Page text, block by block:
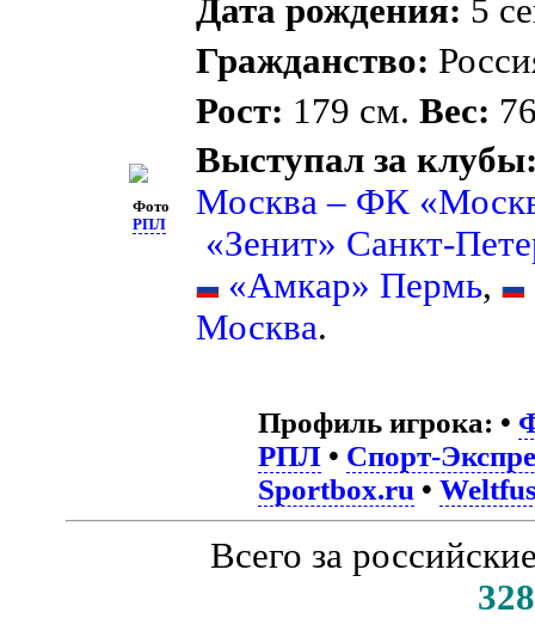
Фото
РПЛ
Дата рождения: 5
Гражданство:
Рост: 179 см.Вес:
Выступал за
Москва – ФК
«Зенит» Санкт-
«Амкар» Пермь,
Москва.
Профиль игрока: •
РПЛ• Спорт-
Sportbox.ru •
Всего за
328